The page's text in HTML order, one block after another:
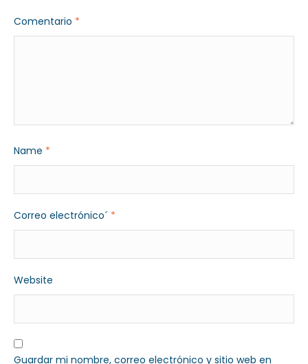
Comentario *
Name *
Correo electrónico´ *
Website
Guardar mi nombre, correo electrónico y sitio web en